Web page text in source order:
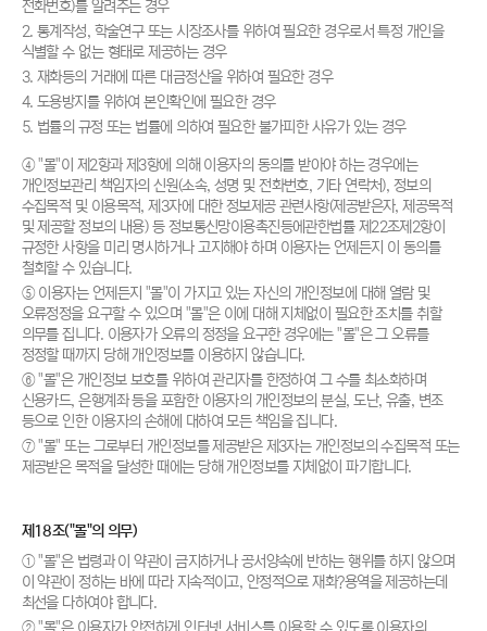
전화번호)를 알려주는 경우
2. 통계작성, 학술연구 또는 시장조사를 위하여 필요한 경우로서 특정 개인을
식별할 수 없는 형태로 제공하는 경우
3. 재화등의 거래에 따른 대금정산을 위하여 필요한 경우
4. 도용방지를 위하여 본인확인에 필요한 경우
5. 법률의 규정 또는 법률에 의하여 필요한 불가피한 사유가 있는 경우
④ "몰"이 제2항과 제3항에 의해 이용자의 동의를 받아야 하는 경우에는
개인정보관리 책임자의 신원(소속, 성명 및 전화번호, 기타 연락처), 정보의
수집목적 및 이용목적, 제3자에 대한 정보제공 관련사항(제공받은자, 제공목적
및 제공할 정보의 내용) 등 정보통신망이용촉진등에관한법률 제22조제2항이
규정한 사항을 미리 명시하거나 고지해야 하며 이용자는 언제든지 이 동의를
철회할 수 있습니다.
⑤ 이용자는 언제든지 "몰"이 가지고 있는 자신의 개인정보에 대해 열람 및
오류정정을 요구할 수 있으며 "몰"은 이에 대해 지체없이 필요한 조치를 취할
의무를 집니다. 이용자가 오류의 정정을 요구한 경우에는 "몰"은 그 오류를
정정할 때까지 당해 개인정보를 이용하지 않습니다.
⑥ "몰"은 개인정보 보호를 위하여 관리자를 한정하여 그 수를 최소화하며
신용카드, 은행계좌 등을 포함한 이용자의 개인정보의 분실, 도난, 유출, 변조
등으로 인한 이용자의 손해에 대하여 모든 책임을 집니다.
⑦ "몰" 또는 그로부터 개인정보를 제공받은 제3자는 개인정보의 수집목적 또는
제공받은 목적을 달성한 때에는 당해 개인정보를 지체없이 파기합니다.
제18조("몰"의 의무)
① "몰"은 법령과 이 약관이 금지하거나 공서양속에 반하는 행위를 하지 않으며
이 약관이 정하는 바에 따라 지속적이고, 안정적으로 재화?용역을 제공하는데
최선을 다하여야 합니다.
② "몰"은 이용자가 안전하게 인터넷 서비스를 이용할 수 있도록 이용자의